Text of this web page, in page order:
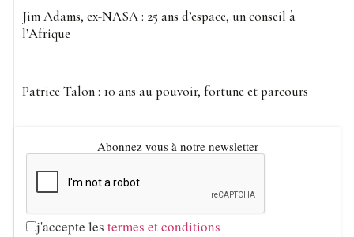
Jim Adams, ex-NASA : 25 ans d’espace, un conseil à
l’Afrique
Patrice Talon : 10 ans au pouvoir, fortune et parcours
Abonnez vous à notre newsletter
j'accepte les termes et conditions